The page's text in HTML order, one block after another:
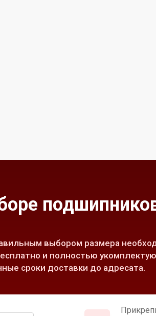
выбором размера
и полностью
сроки доставки до адресата.